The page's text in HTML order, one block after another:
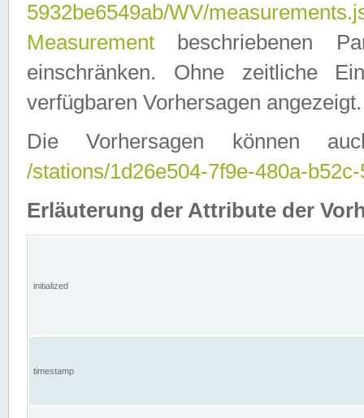
5932be6549ab/WV/
Measurement beschriebenen
einschränken. Ohne zeitliche
verfügbaren Vorhersagen angezeigt.
Die Vorhersagen können
/stations/1d26e504-7f9e-480a-
Erläuterung der Attribute der
initialized
timestamp